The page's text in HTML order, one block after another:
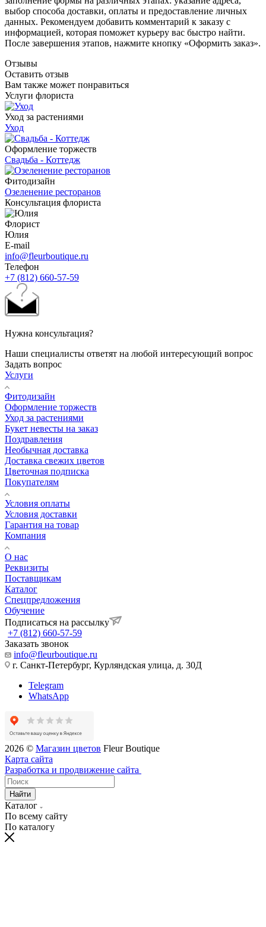
выбор способа доставки, оплаты и предоставление личных
данных. Рекомендуем добавить комментарий к заказу с
информацией, которая поможет курьеру вас быстро найти.
После завершения этапов, нажмите кнопку «Оформить заказ».
Отзывы
Оставить отзыв
Вам также может понравиться
Услуги флориста
Уход за растениями
Уход
Оформление торжеств
Свадьба - Коттедж
Фитодизайн
Озеленение ресторанов
Консультация флориста
Флорист
Юлия
E-mail
info@fleurboutique.ru
Телефон
+7 (812) 660-57-59
Нужна консультация?
Наши специалисты ответят на любой интересующий вопрос
Задать вопрос
Услуги
Фитодизайн
Оформление торжеств
Уход за растениями
Букет невесты на заказ
Поздравления
Необычная доставка
Доставка свежих цветов
Цветочная подписка
Покупателям
Условия оплаты
Условия доставки
Гарантия на товар
Компания
О нас
Реквизиты
Поставщикам
Каталог
Спецпредложения
Обучение
Подписаться на рассылку
+7 (812) 660-57-59
Заказать звонок
info@fleurboutique.ru
г. Санкт-Петербург, Курляндская улица, д. 30Д
Telegram
WhatsApp
2026 © Магазин цветов Fleur Boutique
Карта сайта
Разработка и продвижение сайта
Найти
Каталог
По всему сайту
По каталогу